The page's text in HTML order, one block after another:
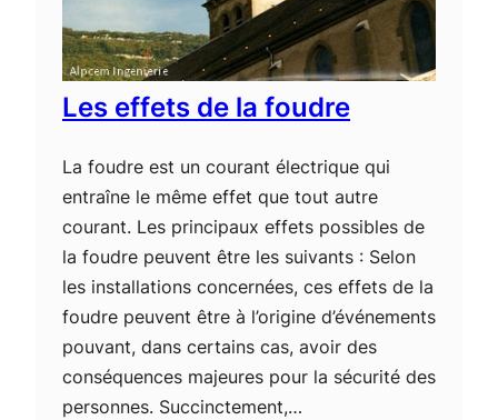
Les effets de la foudre
La foudre est un courant électrique qui
entraîne le même effet que tout autre
courant. Les principaux effets possibles de
la foudre peuvent être les suivants : Selon
les installations concernées, ces effets de la
foudre peuvent être à l’origine d’événements
pouvant, dans certains cas, avoir des
conséquences majeures pour la sécurité des
personnes. Succinctement,…